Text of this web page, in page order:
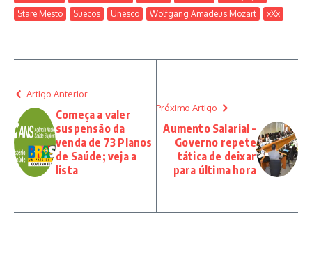
Stare Mesto
Suecos Unesco Wolfgang Amadeus Mozart xXx
Artigo Anterior
Começa a valer
suspensão da
venda de 73 Planos
de Saúde; veja a
lista
Próximo Artigo
Aumento Salarial –
Governo repete
tática de deixar
para última hora